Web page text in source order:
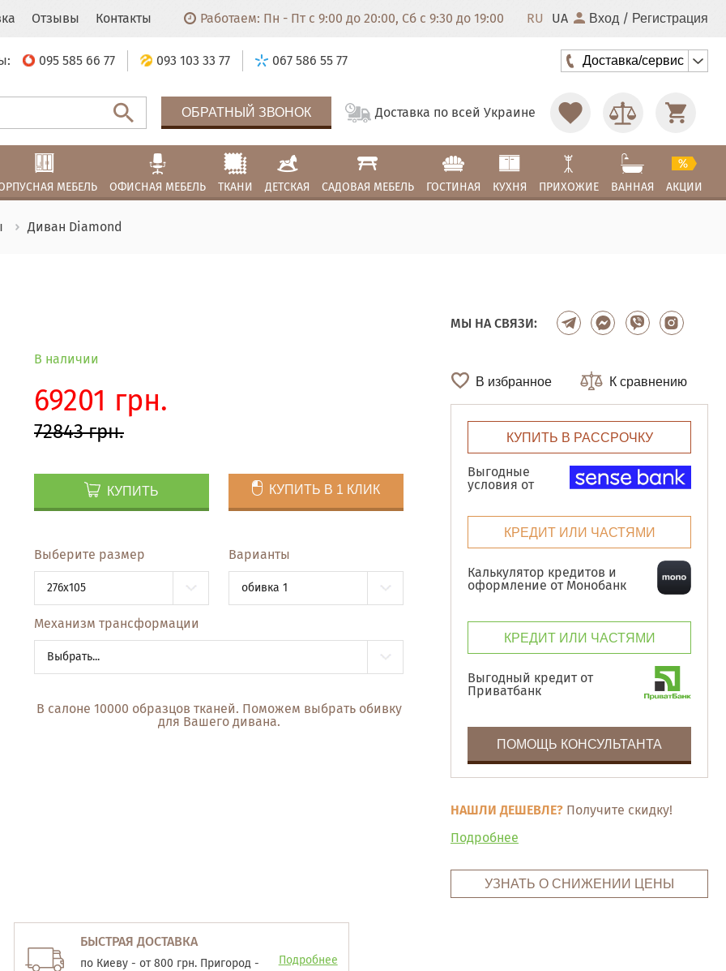
Отзывы Контакты Работаем: Пн - Пт с 9:00 до 20:00, Сб с 9:30 до 19:00 RU UA Вход / Регистрация
095 585 66 77 093 103 33 77 067 586 55 77 Доставка/сервис
ОБРАТНЫЙ ЗВОНОК Доставка по всей Украине
МЕБЕЛЬ ОФИСНАЯ МЕБЕЛЬ ТКАНИ ДЕТСКАЯ САДОВАЯ МЕБЕЛЬ ГОСТИНАЯ КУХНЯ ПРИХОЖИЕ ВАННАЯ АКЦИИ
Диван Diamond
В наличии
69201 грн.
72843 грн.
КУПИТЬ КУПИТЬ В 1 КЛИК
Выберите размер
276x105
Варианты
обивка 1
Механизм трансформации
Выбрать...
В салоне 10000 образцов тканей. Поможем выбрать обивку
для Вашего дивана.
МЫ НА СВЯЗИ:
В избранное К сравнению
КУПИТЬ В РАССРОЧКУ
Выгодные
условия от
КРЕДИТ ИЛИ ЧАСТЯМИ
Калькулятор кредитов и
оформление от Монобанк
КРЕДИТ ИЛИ ЧАСТЯМИ
Выгодный кредит от
Приватбанк
ПОМОЩЬ КОНСУЛЬТАНТА
НАШЛИ ДЕШЕВЛЕ? Получите скидку!
Подробнее
УЗНАТЬ О СНИЖЕНИИ ЦЕНЫ
БЫСТРАЯ ДОСТАВКА
по Киеву - от 800 грн. Пригород -
Подробнее